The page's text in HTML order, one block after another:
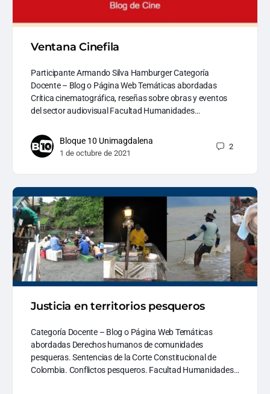
Ventana Cinefila
Participante Armando Silva Hamburger Categoría
Docente – Blog o Página Web Temáticas abordadas
Crítica cinematográfica, reseñas sobre obras y eventos
del sector audiovisual Facultad Humanidades…
Bloque 10 Unimagdalena
1 de octubre de 2021
2
Justicia en territorios pesqueros
Categoría Docente – Blog o Página Web Temáticas
abordadas Derechos humanos de comunidades
pesqueras. Sentencias de la Corte Constitucional de
Colombia. Conflictos pesqueros. Facultad Humanidades…